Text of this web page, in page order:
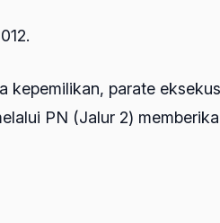
parate
PN (Jalur 2)